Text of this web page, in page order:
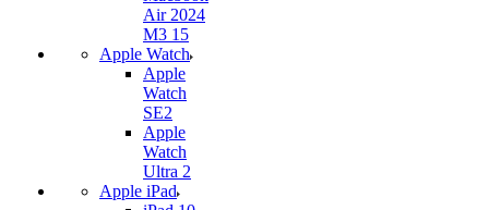
Air 2024
M3 15
Apple Watch
Apple
Watch
SE2
Apple
Watch
Ultra 2
Apple iPad